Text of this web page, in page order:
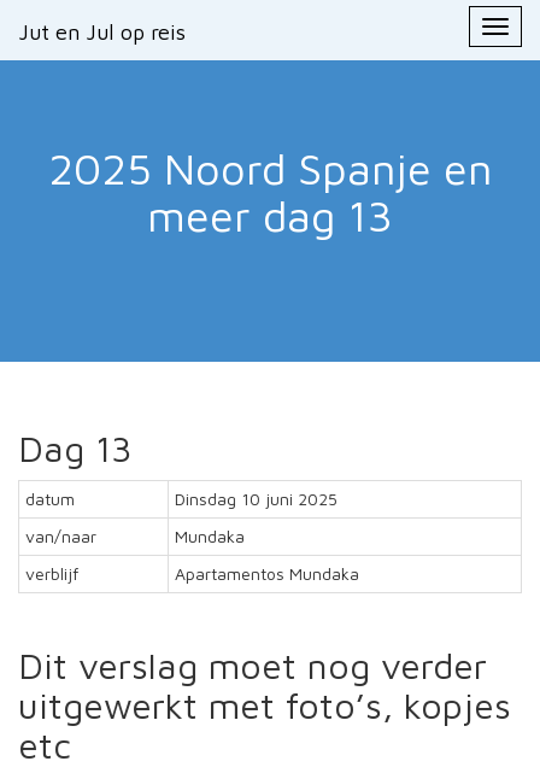
Jut en Jul op reis
Primary
Menu
Jut en Jul op reis
2025 Noord Spanje en
meer dag 13
Dag 13
datum
Dinsdag 10 juni 2025
van/naar
Mundaka
verblijf
Apartamentos Mundaka
Dit verslag moet nog verder
uitgewerkt met foto’s, kopjes
etc